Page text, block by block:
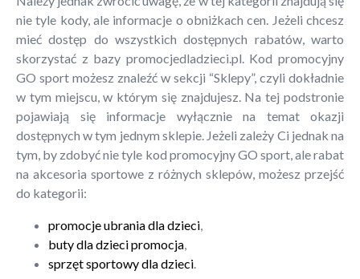
nie tyle kody, ale informacje o obniżkach cen. Jeżeli chcesz
mieć dostęp do wszystkich dostępnych rabatów, warto
skorzystać z bazy promocjedladzieci.pl. Kod promocyjny
GO sport możesz znaleźć w sekcji “Sklepy”, czyli dokładnie
w tym miejscu, w którym się znajdujesz. Na tej podstronie
pojawiają się informacje wyłącznie na temat okazji
dostępnych w tym jednym sklepie. Jeżeli zależy Ci jednak na
tym, by zdobyć nie tyle kod promocyjny GO sport, ale rabat
na akcesoria sportowe z różnych sklepów, możesz przejść
do kategorii:
promocje ubrania dla dzieci,
buty dla dzieci promocja,
sprzęt sportowy dla dzieci.